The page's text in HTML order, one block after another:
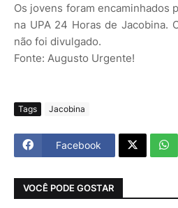
Os jovens foram encaminhados
na UPA 24 Horas de Jacobina.
não foi divulgado.
Fonte: Augusto Urgente!
Tags Jacobina
Facebook
VOCÊ PODE GOSTAR